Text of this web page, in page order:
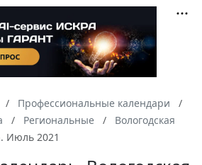
Профессиональные календари
Региональные
Вологодская
Июль 2021